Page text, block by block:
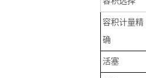
容积计量精
确
活塞